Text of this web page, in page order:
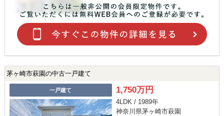
茅ヶ崎市萩園の中古一戸建て
一戸建て 1,750万円
4LDK / 1989年
神奈川県茅ヶ崎市萩園